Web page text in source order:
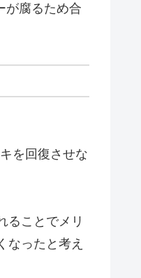
が腐るため合
を回復させな
ることでメリ
なったと考え